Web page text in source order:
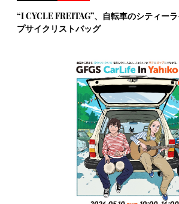
“I CYCLE FREITAG”、自転車のシティー
プサイクリストバッグ